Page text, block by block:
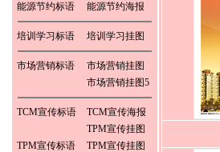
能源节约标语
能源节约海报
培训学习标语 培训学习挂图
市场营销标语
市场营销挂图
市场营销挂图5
TCM宣传标语
TCM宣传海报
TPM宣传挂图
TPM宣传标语
TPM宣传挂图